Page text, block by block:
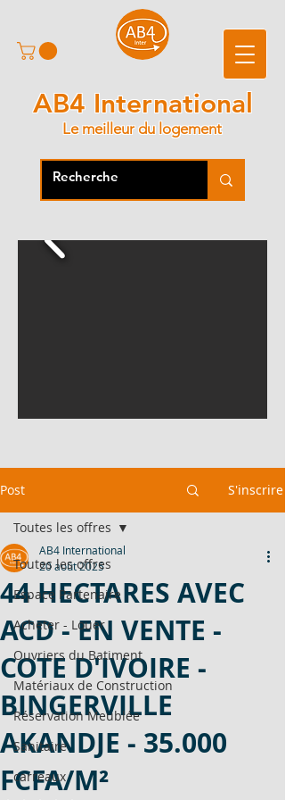
AB4 International
Le meilleur du logement
Post S'inscrire
Toutes les offres
Espace Partenaire
Acheter - Louer
Ouvriers du Batiment
Matériaux de Construction
Réservation Meublée
Sanitaire
carreaux
Toutes les offres
44 HECTARES AVEC
ACD - EN VENTE -
COTE D'IVOIRE -
BINGERVILLE
AKANDJE - 35.000
FCFA/M²
AB4 International
20 août 2025